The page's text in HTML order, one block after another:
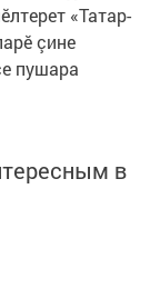
«Татар-
çине
пушара
в